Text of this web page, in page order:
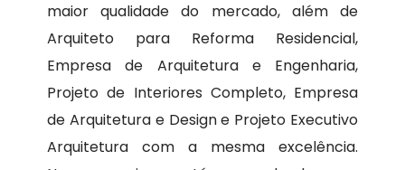
maior qualidade do mercado, além de
Arquiteto para Reforma Residencial,
Empresa de Arquitetura e Engenharia,
Projeto de Interiores Completo, Empresa
de Arquitetura e Design e Projeto Executivo
Arquitetura com a mesma excelência.